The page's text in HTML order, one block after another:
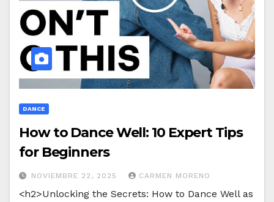
DANCE
How to Dance Well: 10 Expert Tips
for Beginners
NOVIEMBRE 22, 2025 CARMEN MORENO
<h2>Unlocking the Secrets: How to Dance Well as